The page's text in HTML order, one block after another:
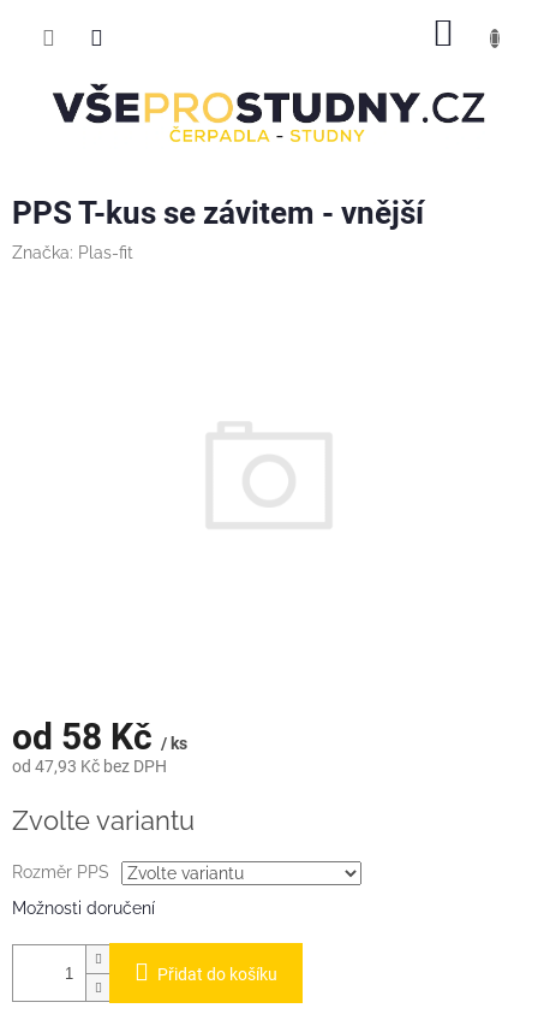
PPS T-kus se závitem - vnější
Značka: Plas-fit
od 58 Kč / ks
od 47,93 Kč bez DPH
Měrná
Zvolte variantu
Rozměr PPS
Možnosti doručení
Přidat do košíku